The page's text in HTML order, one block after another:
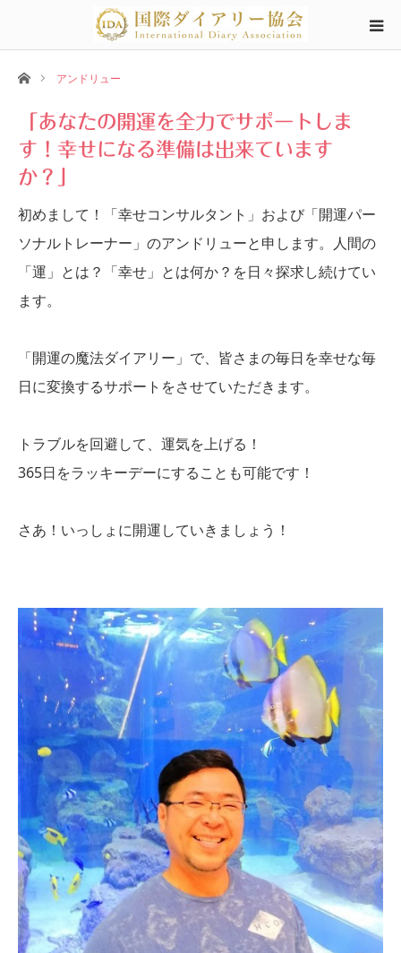
ホームアンドリュー
「あなたの開運を全力でサポートしま
す！幸せになる準備は出来ています
か？」
初めまして！「幸せコンサルタント」および「開運パー
ソナルトレーナー」のアンドリューと申します。人間の
「運」とは？「幸せ」とは何か？を日々探求し続けてい
ます。
「開運の魔法ダイアリー」で、皆さまの毎日を幸せな毎
日に変換するサポートをさせていただきます。
トラブルを回避して、運気を上げる！
365日をラッキーデーにすることも可能です！
さあ！いっしょに開運していきましょう！